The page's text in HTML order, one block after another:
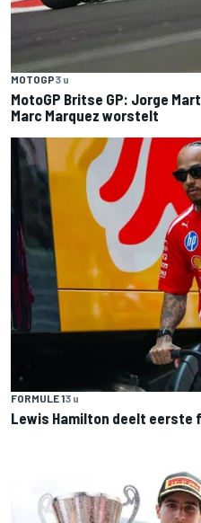
MOTOGP3 u
MotoGP Britse GP: Jorge
Marc Marquez worstelt
FORMULE 13 u
Lewis Hamilton deelt eerste